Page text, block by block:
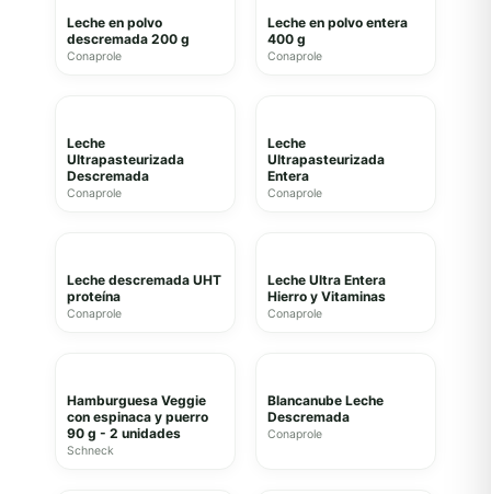
Leche en polvo
descremada 200 g
Conaprole
Leche en polvo entera
400 g
Conaprole
Leche
Ultrapasteurizada
Descremada
Conaprole
Leche
Ultrapasteurizada
Entera
Conaprole
Leche descremada UHT
proteína
Conaprole
Leche Ultra Entera
Hierro y Vitaminas
Conaprole
Hamburguesa Veggie
con espinaca y puerro
90 g - 2 unidades
Schneck
Blancanube Leche
Descremada
Conaprole